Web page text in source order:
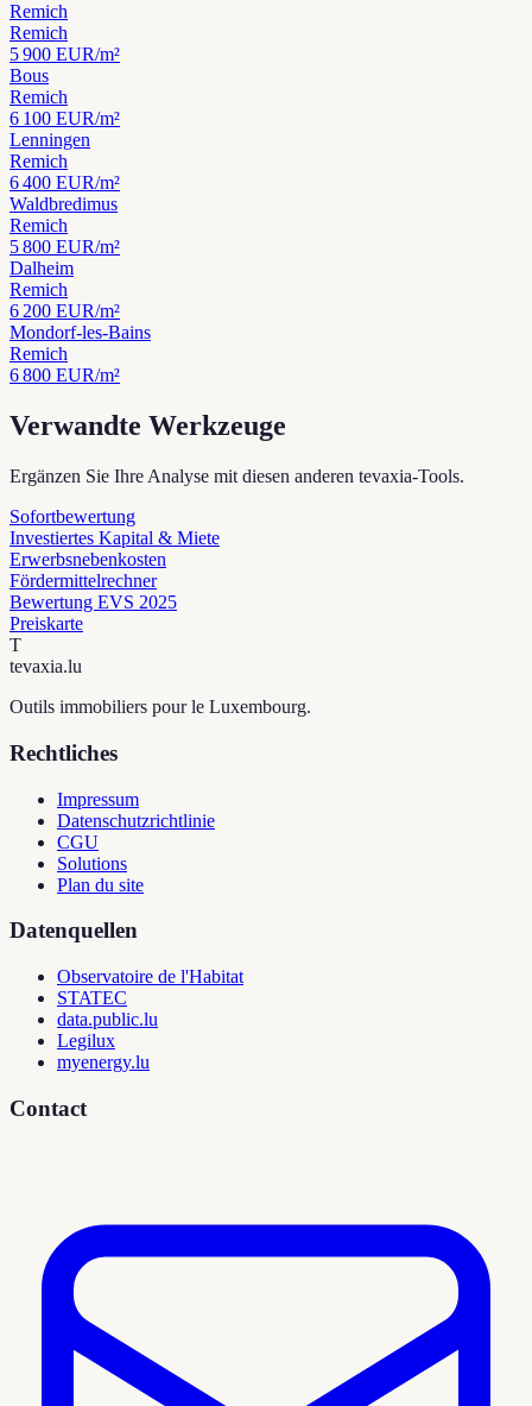
Remich
Remich
5 900 EUR/m²
Bous
Remich
6 100 EUR/m²
Lenningen
Remich
6 400 EUR/m²
Waldbredimus
Remich
5 800 EUR/m²
Dalheim
Remich
6 200 EUR/m²
Mondorf-les-Bains
Remich
6 800 EUR/m²
Verwandte Werkzeuge
Ergänzen Sie Ihre Analyse mit diesen anderen tevaxia-Tools.
Sofortbewertung
Investiertes Kapital & Miete
Erwerbsnebenkosten
Fördermittelrechner
Bewertung EVS 2025
Preiskarte
T
tevaxia.lu
Outils immobiliers pour le Luxembourg.
Rechtliches
Impressum
Datenschutzrichtlinie
CGU
Solutions
Plan du site
Datenquellen
Observatoire de l'Habitat
STATEC
data.public.lu
Legilux
myenergy.lu
Contact